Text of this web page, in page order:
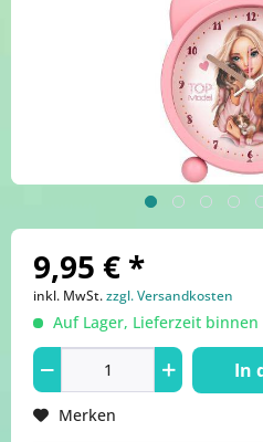
9,95 € *
inkl. MwSt.zzgl. Versandkosten
Auf Lager, Lieferzeit
In
Merken